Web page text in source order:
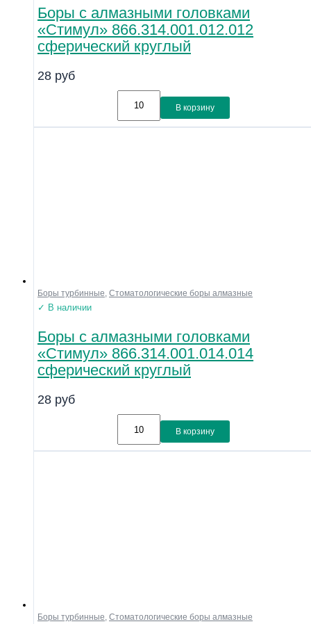
Боры с алмазными головками
«Стимул» 866.314.001.012.012
сферический круглый
28 руб
В корзину
Боры турбинные, Стоматологические боры алмазные
✓ В наличии
Боры с алмазными головками
«Стимул» 866.314.001.014.014
сферический круглый
28 руб
В корзину
Боры турбинные, Стоматологические боры алмазные